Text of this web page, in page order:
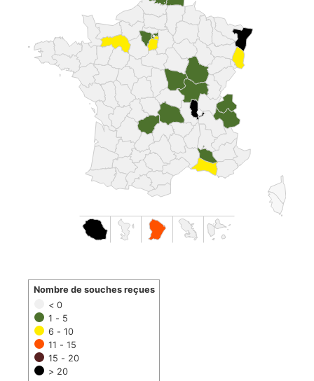
< 0
1 - 5
6 - 10
11 - 15
15 - 20
> 20
Nombre de souches reçues